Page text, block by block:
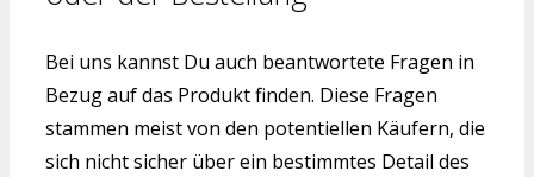
Bei uns kannst Du auch beantwortete Fragen in
Bezug auf das Produkt finden. Diese Fragen
stammen meist von den potentiellen Käufern, die
sich nicht sicher über ein bestimmtes Detail des